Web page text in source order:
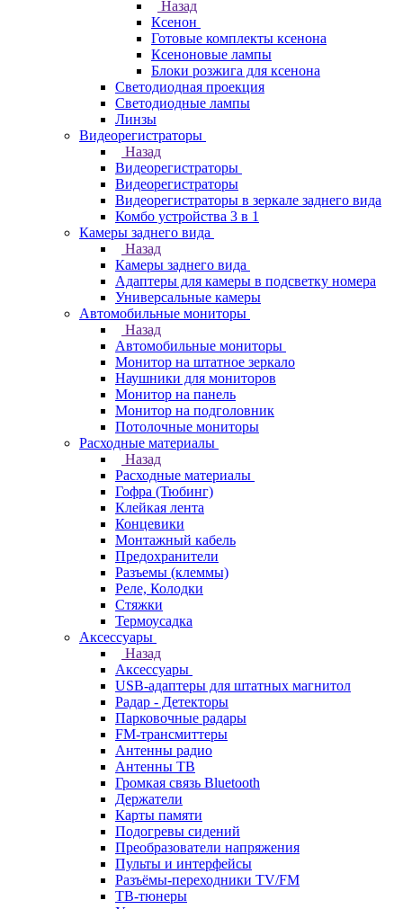
Назад
Ксенон
Готовые комплекты ксенона
Ксеноновые лампы
Блоки розжига для ксенона
Светодиодная проекция
Светодиодные лампы
Линзы
Видеорегистраторы
Назад
Видеорегистраторы
Видеорегистраторы
Видеорегистраторы в зеркале заднего вида
Комбо устройства 3 в 1
Камеры заднего вида
Назад
Камеры заднего вида
Адаптеры для камеры в подсветку номера
Универсальные камеры
Автомобильные мониторы
Назад
Автомобильные мониторы
Монитор на штатное зеркало
Наушники для мониторов
Монитор на панель
Монитор на подголовник
Потолочные мониторы
Расходные материалы
Назад
Расходные материалы
Гофра (Тюбинг)
Клейкая лента
Концевики
Монтажный кабель
Предохранители
Разъемы (клеммы)
Реле, Колодки
Стяжки
Термоусадка
Аксессуары
Назад
Аксессуары
USB-адаптеры для штатных магнитол
Радар - Детекторы
Парковочные радары
FM-трансмиттеры
Антенны радио
Антенны ТВ
Громкая связь Bluetooth
Держатели
Карты памяти
Подогревы сидений
Преобразователи напряжения
Пульты и интерфейсы
Разъёмы-переходники TV/FM
ТВ-тюнеры